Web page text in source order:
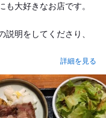
大好きなお店です。
明をしてくださり、
詳細を見る